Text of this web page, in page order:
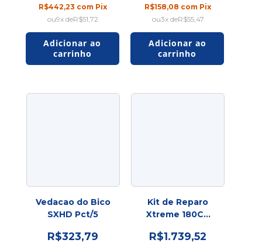
R$442,23 com Pix
9x deR$51,72
R$158,08 com Pix
3x deR$55,47
Vedacao do Bico
SXHD Pct/5
R$323,79
Kit de Reparo
Xtreme 180CC
R$1.739,52